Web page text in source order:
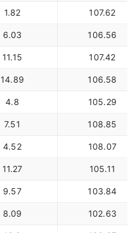
1.82 107.62
6.03 106.56
11.15 107.42
14.89 106.58
4.8 105.29
7.51 108.85
4.52 108.07
11.27 105.11
9.57 103.84
8.09 102.63